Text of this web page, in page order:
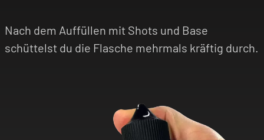
Nach dem Auffüllen mit Shots und Base
schüttelst du die Flasche mehrmals kräftig durch.